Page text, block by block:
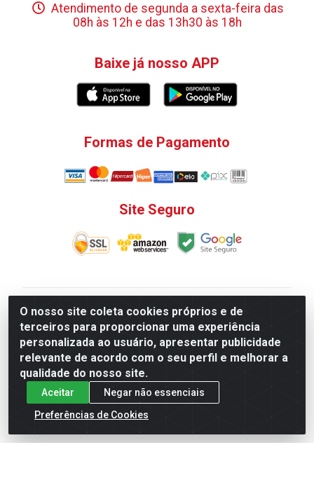
O nosso site coleta cookies próprios e de
terceiros para proporcionar uma experiência
personalizada ao usuário, apresentar publicidade
relevante de acordo com o seu perfil e melhorar a
qualidade do nosso site.
Aceitar
Negar não essenciais
Preferências de Cookies
Atendimento de segunda a sexta-feira das
08h às 12h e das 13h30 às 18h
Baixe já nosso APP
Formas de Pagamento
Site Seguro
V. C. Ferragens LTDA - Rua do Matoso, 132 - Praça da
Bandeira, Rio de Janeiro/ RJ - CEP 20.270-135 - CNPJ
12.324.723/0001-25
Todas as regras de promoções, descontos, preços e
prazos de pagamento e entrega expostos aqui são
válidos apenas para compras via internet. Preços e
estoque sujeito a alterações sem aviso prévio.